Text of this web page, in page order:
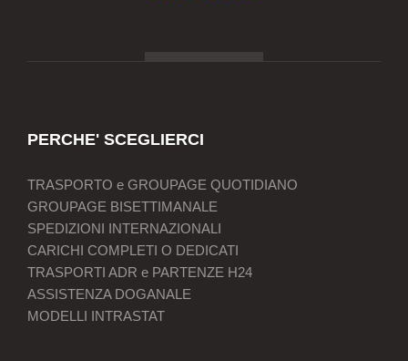
PERCHE' SCEGLIERCI
TRASPORTO e GROUPAGE QUOTIDIANO
GROUPAGE BISETTIMANALE
SPEDIZIONI INTERNAZIONALI
CARICHI COMPLETI O DEDICATI
TRASPORTI ADR e PARTENZE H24
ASSISTENZA DOGANALE
MODELLI INTRASTAT